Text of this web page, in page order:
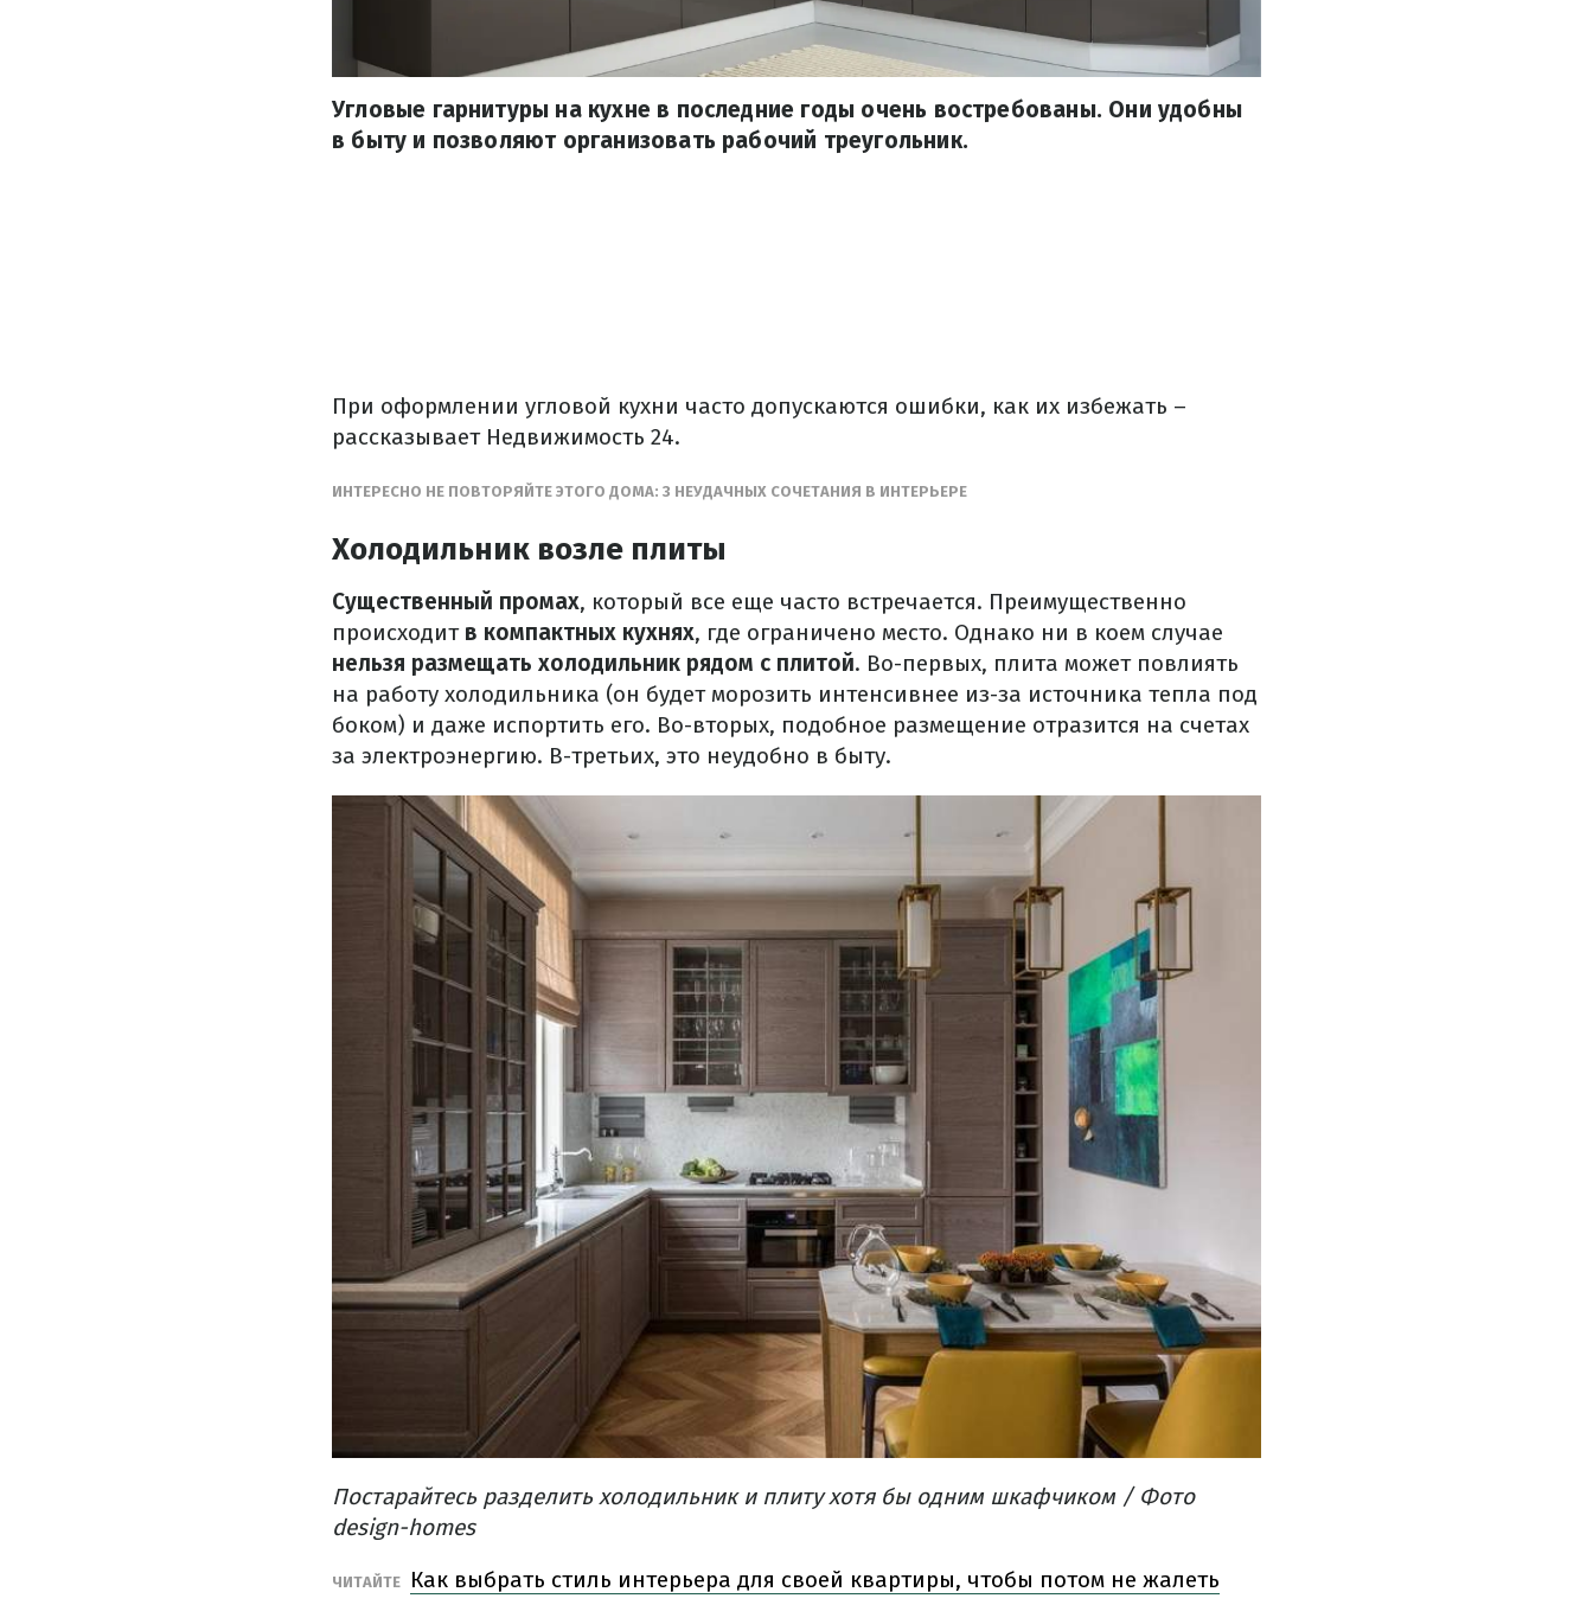
Угловые гарнитуры на кухне в последние годы очень востребованы. Они удобны
в быту и позволяют организовать рабочий треугольник.
При оформлении угловой кухни часто допускаются ошибки, как их избежать –
рассказывает Недвижимость 24.
ИНТЕРЕСНО НЕ ПОВТОРЯЙТЕ ЭТОГО ДОМА: 3 НЕУДАЧНЫХ СОЧЕТАНИЯ В ИНТЕРЬЕРЕ
Холодильник возле плиты
Существенный промах, который все еще часто встречается. Преимущественно
происходит в компактных кухнях, где ограничено место. Однако ни в коем случае
нельзя размещать холодильник рядом с плитой. Во-первых, плита может повлиять
на работу холодильника (он будет морозить интенсивнее из-за источника тепла под
боком) и даже испортить его. Во-вторых, подобное размещение отразится на счетах
за электроэнергию. В-третьих, это неудобно в быту.
Постарайтесь разделить холодильник и плиту хотя бы одним шкафчиком / Фото
design-homes
ЧИТАЙТЕ Как выбрать стиль интерьера для своей квартиры, чтобы потом не жалеть